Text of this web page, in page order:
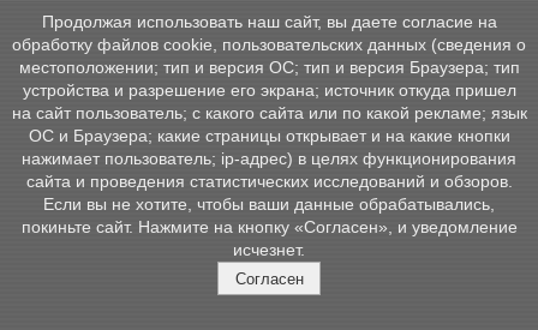
Продолжая использовать наш сайт, вы даете согласие на
обработку файлов cookie, пользовательских данных (сведения о
местоположении; тип и версия ОС; тип и версия Браузера; тип
устройства и разрешение его экрана; источник откуда пришел
на сайт пользователь; с какого сайта или по какой рекламе; язык
ОС и Браузера; какие страницы открывает и на какие кнопки
нажимает пользователь; ip-адрес) в целях функционирования
сайта и проведения статистических исследований и обзоров.
Если вы не хотите, чтобы ваши данные обрабатывались,
покиньте сайт. Нажмите на кнопку «Согласен», и уведомление
исчезнет.
Согласен